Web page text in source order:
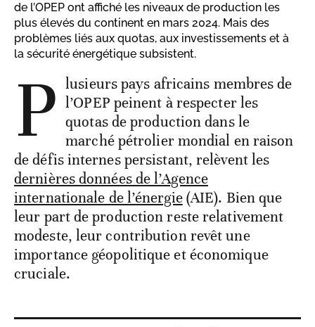
de l’OPEP ont affiché les niveaux de production les
plus élevés du continent en mars 2024. Mais des
problèmes liés aux quotas, aux investissements et à
la sécurité énergétique subsistent.
P lusieurs pays africains membres de
l’OPEP peinent à respecter les
quotas de production dans le
marché pétrolier mondial en raison
de défis internes persistant, relèvent les
dernières données de l’Agence
internationale de l’énergie(AIE). Bien que
leur part de production reste relativement
modeste, leur contribution revêt une
importance géopolitique et économique
cruciale.